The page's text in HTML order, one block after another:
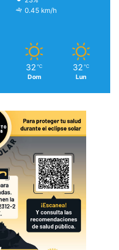
0.45 km/h
32 ℃
Dom
32 ℃
Lun